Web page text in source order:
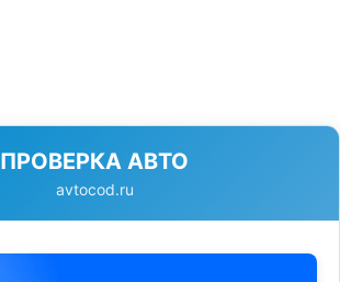
ПРОВЕРКА АВТО
avtocod.ru